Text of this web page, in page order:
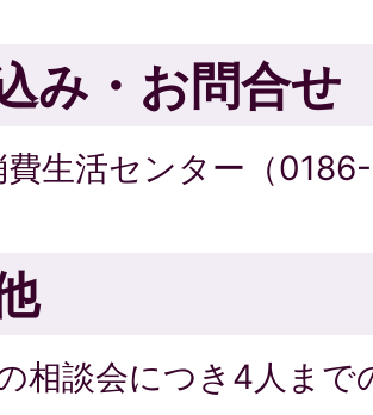
み・お問合せ
費生活センター（
相談会につき4人まで